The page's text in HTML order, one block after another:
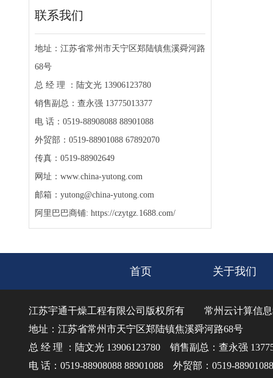
联系我们
地址：江苏省常州市天宁区郑陆镇焦溪舜河路
68号
总 经 理 ：陆文光 13906123780
销售副总：查永强 13775013377
电 话：0519-88908088 88901088
外贸部：0519-88901088 67892070
传真：0519-88902649
网址：www.china-yutong.com
邮箱：yutong@china-yutong.com
阿里巴巴商铺: https://czytgz.1688.com/
首页 关于我们
江苏宇通干燥工程有限公司版权所有 常州云计算信
地址：江苏省常州市天宁区郑陆镇焦溪舜河路68号
总 经 理 ：陆文光 13906123780 销售副总：查永强
电 话：0519-88908088 88901088 外贸部：0519-